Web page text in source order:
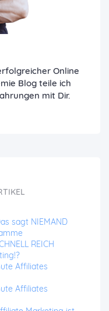
Online
Blog teile ich
mit Dir.
sagt NIEMAND
REICH
Affiliates
Affiliates